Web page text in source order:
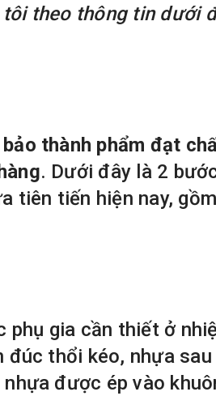
tôi theo thông tin dưới
thành phẩm đạt
. Dưới đây là 2
tiên tiến hiện nay,
phụ gia cần thiết ở
thổi kéo, nhựa
được ép vào